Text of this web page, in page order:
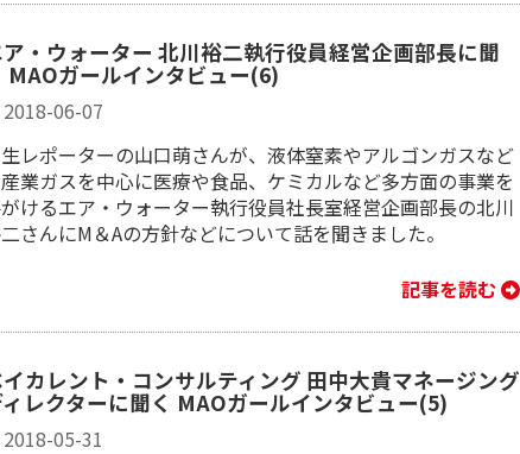
・ウォーター 北川裕二執行役員経営企画部長に聞
MAOガールインタビュー(6)
2018-06-07
レポーターの山口萌さんが、液体窒素やアルゴンガスなど
業ガスを中心に医療や食品、ケミカルなど多方面の事業を
けるエア・ウォーター執行役員社長室経営企画部長の北川
さんにM＆Aの方針などについて話を聞きました。
記事を読む
カレント・コンサルティング 田中大貴マネージング
レクターに聞く MAOガールインタビュー(5)
2018-05-31